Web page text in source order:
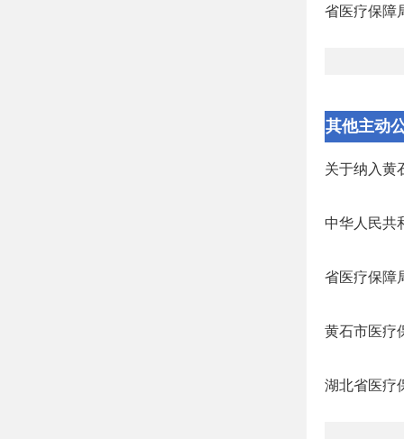
省医疗保障
其他主动
文件
关于纳入黄
中华人民共
省医疗保障
黄石市医疗
湖北省医疗